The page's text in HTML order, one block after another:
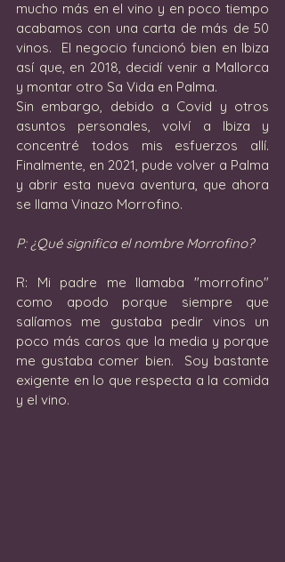
mucho más en el vino y en poco tiempo
acabamos con una carta de más de 50
vinos.  El negocio funcionó bien en Ibiza
así que, en 2018, decidí venir a Mallorca
y montar otro Sa Vida en Palma.
Sin embargo, debido a Covid y otros
asuntos personales, volví a Ibiza y
concentré todos mis esfuerzos allí.
Finalmente, en 2021, pude volver a Palma
y abrir esta nueva aventura, que ahora
se llama Vinazo Morrofino.
P: ¿Qué significa el nombre Morrofino?
R: Mi padre me llamaba "morrofino"
como apodo porque siempre que
salíamos me gustaba pedir vinos un
poco más caros que la media y porque
me gustaba comer bien.  Soy bastante
exigente en lo que respecta a la comida
y el vino.